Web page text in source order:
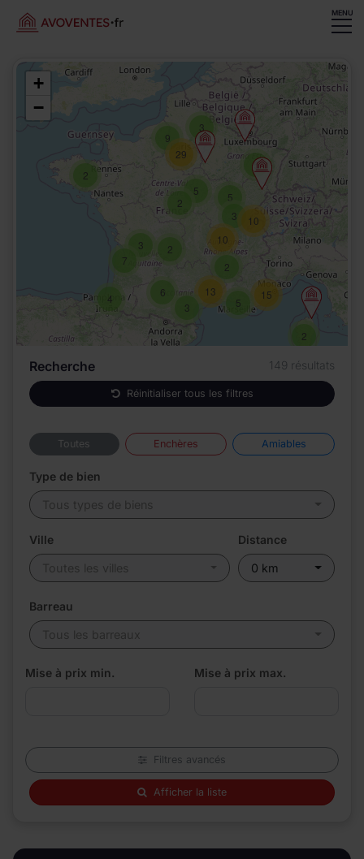
MENU
2
13
2
5
3
2
29
9
5
2
10
5
15
3
5
10
2
3
6
3
4
7
+
−
Recherche 149 résultats
Réinitialiser tous les filtres
Toutes Enchères Amiables
Type de bien
Tous types de biens
Ville
Toutes les villes
Distance
0 km
Barreau
Tous les barreaux
Mise à prix min. Mise à prix max.
Filtres avancés
Afficher la liste